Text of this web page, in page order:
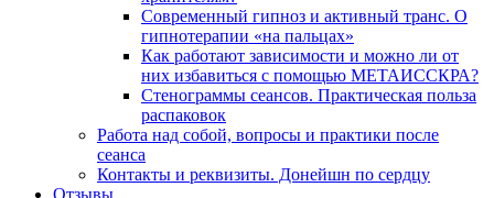
Современный гипноз и активный транс. О
гипнотерапии «на пальцах»
Как работают зависимости и можно ли от
них избавиться с помощью МЕТАИССКРА?
Стенограммы сеансов. Практическая польза
распаковок
Работа над собой, вопросы и практики после
сеанса
Контакты и реквизиты. Донейшн по сердцу
Отзывы